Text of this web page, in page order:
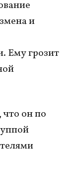
и
Ему грозит
он по